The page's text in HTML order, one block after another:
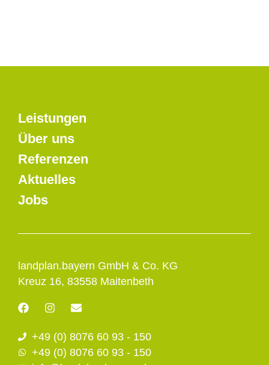
landplan.bayern GmbH & Co. KG
Kreuz 16, 83558 Maitenbeth
F
a
e
b
o
I
n
t
a
g
E
e
l
o
+49 (0) 8076 60 93 - 150
+49 (0) 8076 60 93 - 150
Leistungen
Über uns
Referenzen
Aktuelles
Jobs